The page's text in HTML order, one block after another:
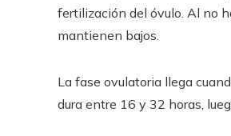
fertilización del óvulo. Al no
mantienen bajos.
La fase ovulatoria llega
dura entre 16 y 32 horas,